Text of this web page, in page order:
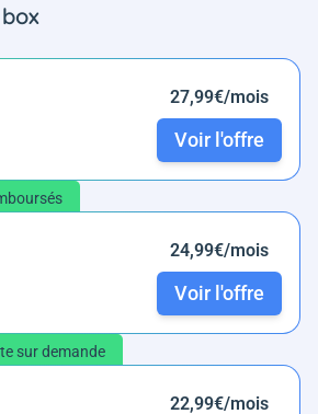
27,99€/mois
Voir l'offre
24,99€/mois
Voir l'offre
sur demande
22,99€/mois